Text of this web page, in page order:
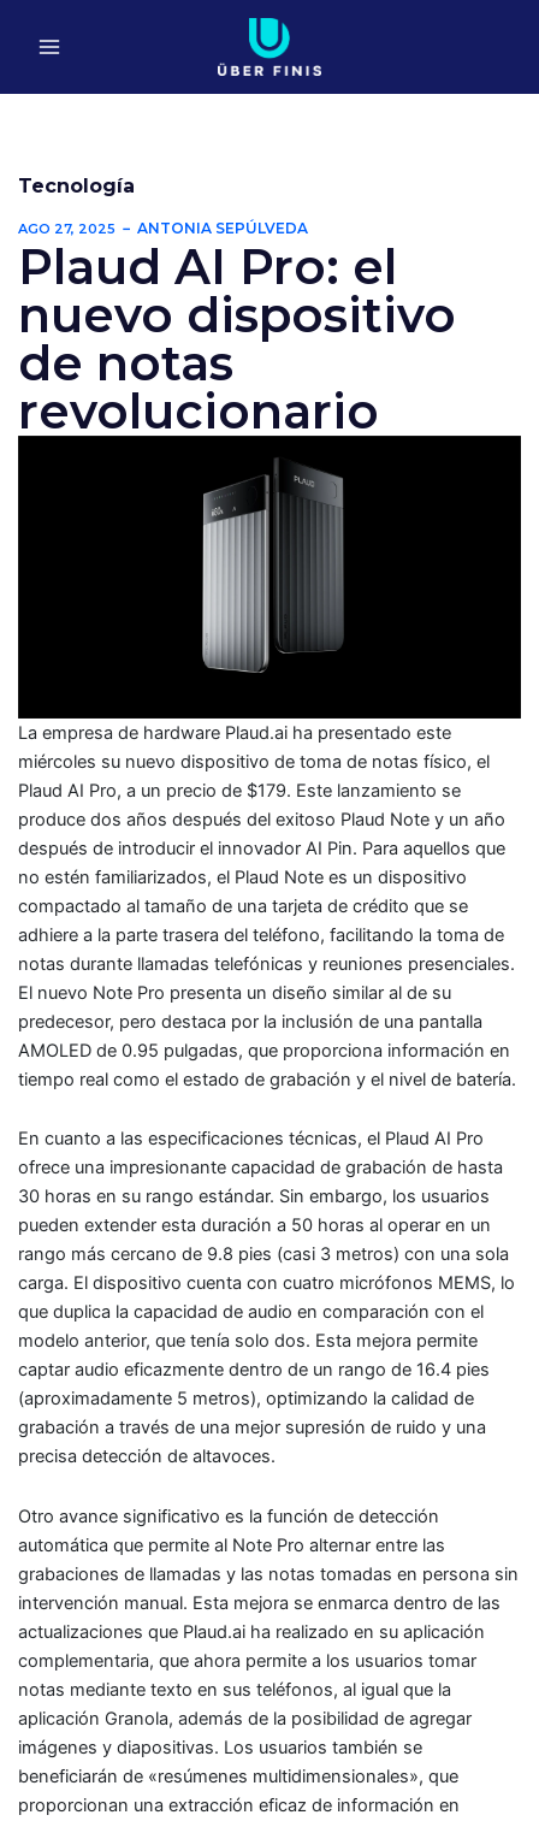
Tecnología
AGO 27, 2025 ANTONIA SEPÚLVEDA
Plaud AI Pro: el
nuevo dispositivo
de notas
revolucionario
La empresa de hardware Plaud.ai ha presentado este
miércoles su nuevo dispositivo de toma de notas físico, el
Plaud AI Pro, a un precio de $179. Este lanzamiento se
produce dos años después del exitoso Plaud Note y un año
después de introducir el innovador AI Pin. Para aquellos que
no estén familiarizados, el Plaud Note es un dispositivo
compactado al tamaño de una tarjeta de crédito que se
adhiere a la parte trasera del teléfono, facilitando la toma de
notas durante llamadas telefónicas y reuniones presenciales.
El nuevo Note Pro presenta un diseño similar al de su
predecesor, pero destaca por la inclusión de una pantalla
AMOLED de 0.95 pulgadas, que proporciona información en
tiempo real como el estado de grabación y el nivel de batería.
En cuanto a las especificaciones técnicas, el Plaud AI Pro
ofrece una impresionante capacidad de grabación de hasta
30 horas en su rango estándar. Sin embargo, los usuarios
pueden extender esta duración a 50 horas al operar en un
rango más cercano de 9.8 pies (casi 3 metros) con una sola
carga. El dispositivo cuenta con cuatro micrófonos MEMS, lo
que duplica la capacidad de audio en comparación con el
modelo anterior, que tenía solo dos. Esta mejora permite
captar audio eficazmente dentro de un rango de 16.4 pies
(aproximadamente 5 metros), optimizando la calidad de
grabación a través de una mejor supresión de ruido y una
precisa detección de altavoces.
Otro avance significativo es la función de detección
automática que permite al Note Pro alternar entre las
grabaciones de llamadas y las notas tomadas en persona sin
intervención manual. Esta mejora se enmarca dentro de las
actualizaciones que Plaud.ai ha realizado en su aplicación
complementaria, que ahora permite a los usuarios tomar
notas mediante texto en sus teléfonos, al igual que la
aplicación Granola, además de la posibilidad de agregar
imágenes y diapositivas. Los usuarios también se
beneficiarán de «resúmenes multidimensionales», que
proporcionan una extracción eficaz de información en